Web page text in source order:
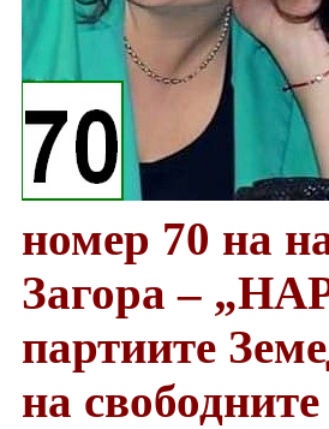
номер 70 на
Загора –
партиите
на